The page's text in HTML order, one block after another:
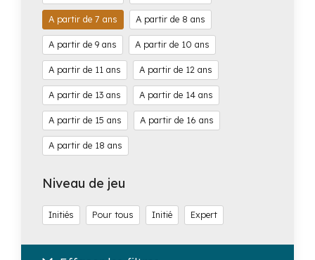
7 8
9 10
11 12
13 14
15 16
18
Niveau de jeu
Initiés Pour tous Initié Expert